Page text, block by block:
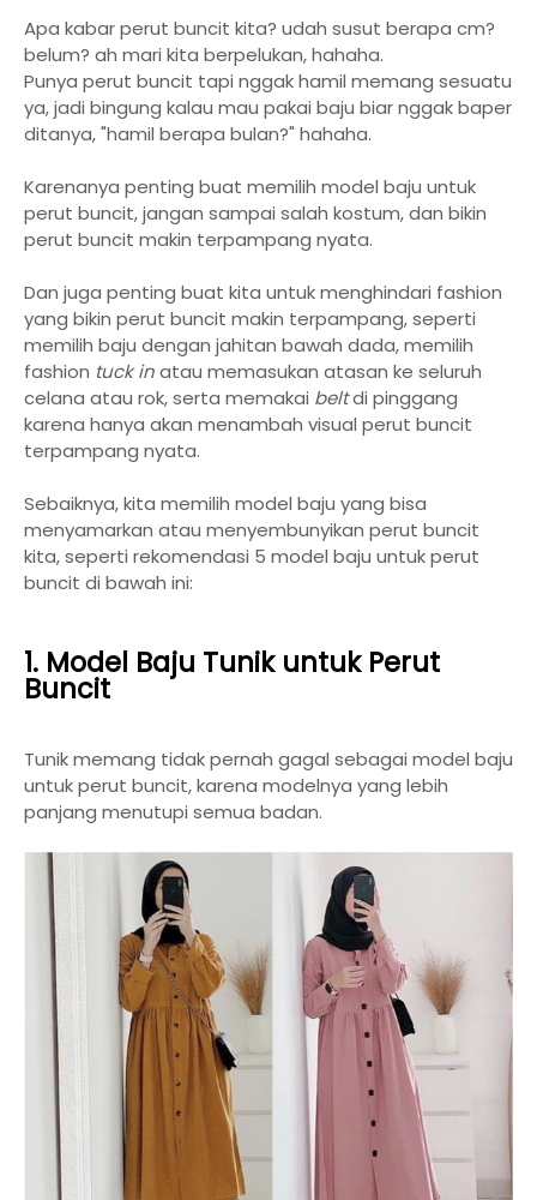
Apa kabar perut buncit kita? udah susut berapa cm?
belum? ah mari kita berpelukan, hahaha.
Punya perut buncit tapi nggak hamil memang sesuatu
ya, jadi bingung kalau mau pakai baju biar nggak baper
ditanya, "hamil berapa bulan?" hahaha.
Karenanya penting buat memilih model baju untuk
perut buncit, jangan sampai salah kostum, dan bikin
perut buncit makin terpampang nyata.
Dan juga penting buat kita untuk menghindari fashion
yang bikin perut buncit makin terpampang, seperti
memilih baju dengan jahitan bawah dada, memilih
fashion tuck inatau memasukan atasan ke seluruh
celana atau rok, serta memakai beltdi pinggang
karena hanya akan menambah visual perut buncit
terpampang nyata.
Sebaiknya, kita memilih model baju yang bisa
menyamarkan atau menyembunyikan perut buncit
kita, seperti rekomendasi 5 model baju untuk perut
buncit di bawah ini:
1. Model Baju Tunik untuk Perut
Buncit
Tunik memang tidak pernah gagal sebagai model baju
untuk perut buncit, karena modelnya yang lebih
panjang menutupi semua badan.